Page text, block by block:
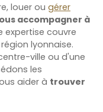
louer ou gérer
accompagner à
expertise couvre
lyonnaise.
ville ou d'une
les
aider à trouver